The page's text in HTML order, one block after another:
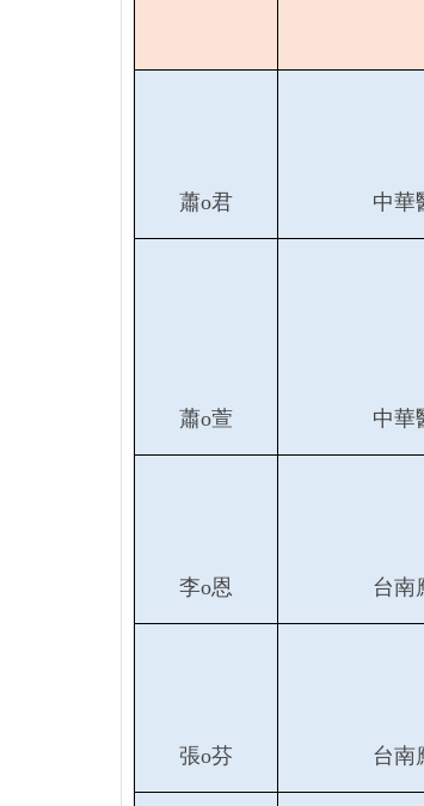
蕭o君 中華
蕭o萱 中華
李o恩 台南
張o芬 台南